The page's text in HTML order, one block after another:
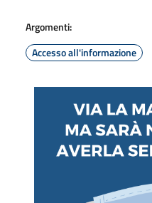
Argomenti:
Accesso all'informazione